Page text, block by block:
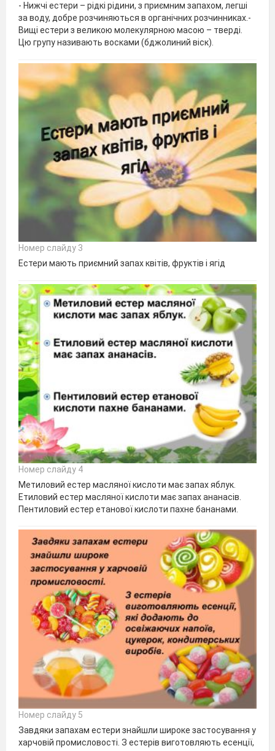
- Нижчі естери – рідкі рідини, з приємним запахом, легші
за воду, добре розчиняються в органічних розчинниках.-
Вищі естери з великою молекулярною масою – тверді.
Цю групу називають восками (бджолиний віск).
Номер слайду 3
Естери мають приємний запах квітів, фруктів і ягід
Номер слайду 4
Метиловий естер масляної кислоти має запах яблук.
Етиловий естер масляної кислоти має запах ананасів.
Пентиловий естер етанової кислоти пахне бананами.
Номер слайду 5
Завдяки запахам естери знайшли широке застосування у
харчовій промисловості. З естерів виготовляють есенції,